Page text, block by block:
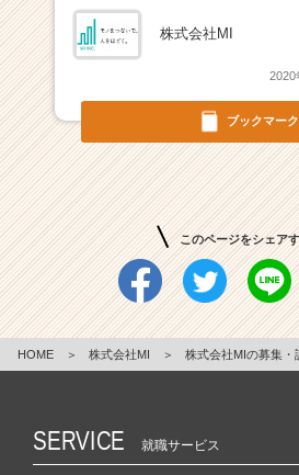
ャ
大
ロ
か
ら
創
営
幹
補
メ
ブックマーク
株式会社MI
2020
このページをシェア
HOME ＞ 株式会社MI ＞ 株式会社MIの募集・
SERVICE 就職サービス